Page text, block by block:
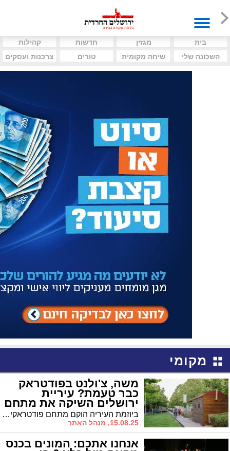
בית מגזין חדשות
קהילות
השכונה שלי
שיחה מקומית טורים צרכנות ועסקים
מקומי
משה, צ'ולנט בפודטראק
כבר טעמת? עיריית
ירושלים השיקה את מתחם
הפוטדראקים ביוזמת העיריה הוקם מתחם פודטראקים - משאיות מזון, בעמק רפאים. מה תמצאו שם?
15.08.25, מנהל האתר
אנחנו אתכם: המונים בכנס